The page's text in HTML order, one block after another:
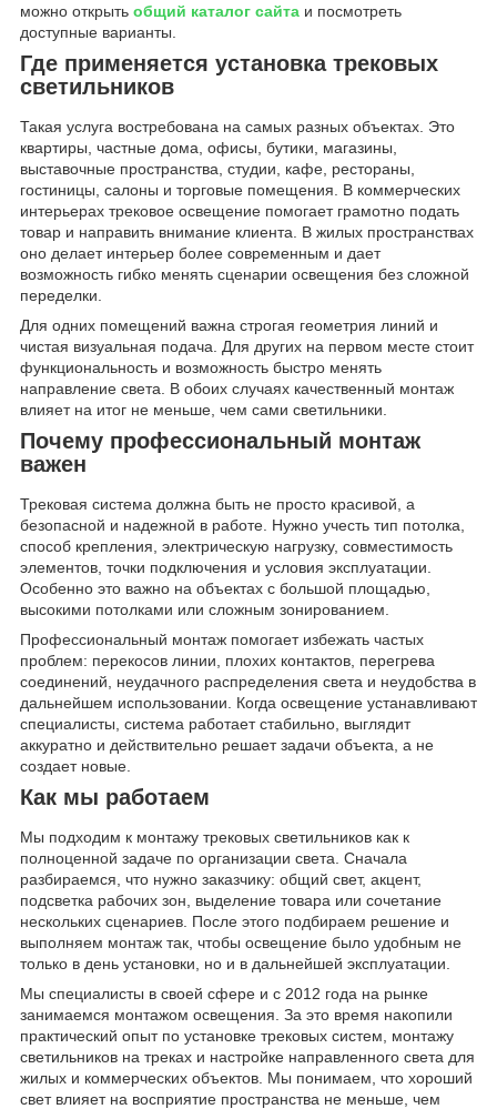
можно открыть общий каталог сайта и посмотреть
доступные варианты.
Где применяется установка трековых
светильников
Такая услуга востребована на самых разных объектах. Это
квартиры, частные дома, офисы, бутики, магазины,
выставочные пространства, студии, кафе, рестораны,
гостиницы, салоны и торговые помещения. В коммерческих
интерьерах трековое освещение помогает грамотно подать
товар и направить внимание клиента. В жилых пространствах
оно делает интерьер более современным и дает
возможность гибко менять сценарии освещения без сложной
переделки.
Для одних помещений важна строгая геометрия линий и
чистая визуальная подача. Для других на первом месте стоит
функциональность и возможность быстро менять
направление света. В обоих случаях качественный монтаж
влияет на итог не меньше, чем сами светильники.
Почему профессиональный монтаж
важен
Трековая система должна быть не просто красивой, а
безопасной и надежной в работе. Нужно учесть тип потолка,
способ крепления, электрическую нагрузку, совместимость
элементов, точки подключения и условия эксплуатации.
Особенно это важно на объектах с большой площадью,
высокими потолками или сложным зонированием.
Профессиональный монтаж помогает избежать частых
проблем: перекосов линии, плохих контактов, перегрева
соединений, неудачного распределения света и неудобства в
дальнейшем использовании. Когда освещение устанавливают
специалисты, система работает стабильно, выглядит
аккуратно и действительно решает задачи объекта, а не
создает новые.
Как мы работаем
Мы подходим к монтажу трековых светильников как к
полноценной задаче по организации света. Сначала
разбираемся, что нужно заказчику: общий свет, акцент,
подсветка рабочих зон, выделение товара или сочетание
нескольких сценариев. После этого подбираем решение и
выполняем монтаж так, чтобы освещение было удобным не
только в день установки, но и в дальнейшей эксплуатации.
Мы специалисты в своей сфере и с 2012 года на рынке
занимаемся монтажом освещения. За это время накопили
практический опыт по установке трековых систем, монтажу
светильников на треках и настройке направленного света для
жилых и коммерческих объектов. Мы понимаем, что хороший
свет влияет на восприятие пространства не меньше, чем